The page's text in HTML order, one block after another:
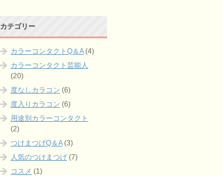
カテゴリー
カラーコンタクトQ＆A(4)
カラーコンタクト芸能人
(20)
度なしカラコン (6)
度入りカラコン (6)
用途別カラーコンタクト
(2)
つけまつげQ＆A(3)
人気のつけまつげ (7)
コスメ (1)